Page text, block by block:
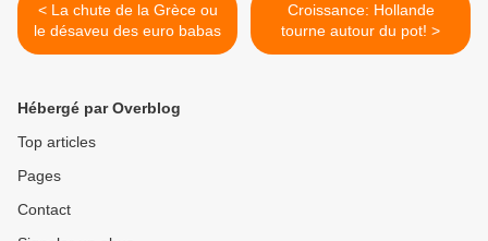
< La chute de la Grèce ou
le désaveu des euro babas
Croissance: Hollande
tourne autour du pot! >
Hébergé par Overblog
Top articles
Pages
Contact